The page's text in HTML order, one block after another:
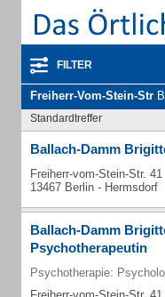
FILTER
Freiherr-Vom-Stein-Str
Standardtreffer
Ballach-Damm
Freiherr-vom-Stein-Str. 41
13467 Berlin - Hermsdorf
Ballach-Damm
Psychotherapeutin
Psychotherapie: